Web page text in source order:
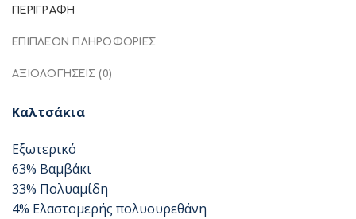
ΠΕΡΙΓΡΑΦΉ
ΕΠΙΠΛΈΟΝ ΠΛΗΡΟΦΟΡΊΕΣ
ΑΞΙΟΛΟΓΉΣΕΙΣ (0)
Καλτσάκια
Εξωτερικό
63% Βαμβάκι
33% Πολυαμίδη
4% Ελαστομερής πολυουρεθάνη